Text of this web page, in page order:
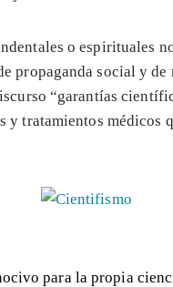
o espirituales
propaganda social y
“garantías
y tratamientos médicos
para la propia